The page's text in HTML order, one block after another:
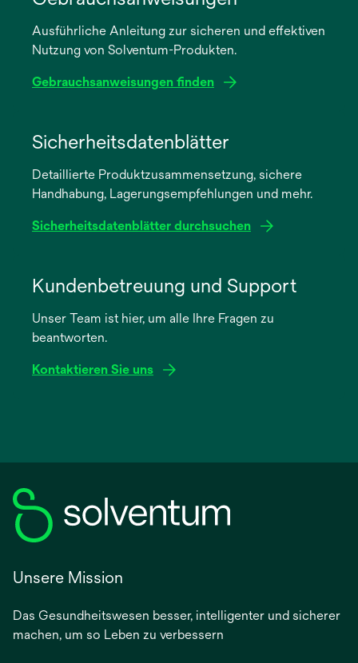
Ausführliche Anleitung zur sicheren und effektiven
Nutzung von Solventum-Produkten.
Gebrauchsanweisungen finden
neuen
Registerkarte
Sicherheitsdatenblätter
Detaillierte Produktzusammensetzung, sichere
Handhabung, Lagerungsempfehlungen und mehr.
Sicherheitsdatenblätter durchsuchen
neuen
Registerkarte
Kundenbetreuung und Support
Unser Team ist hier, um alle Ihre Fragen zu
beantworten.
Kontaktieren Sie uns
Unsere Mission
Das Gesundheitswesen besser, intelligenter und sicherer
machen, um so Leben zu verbessern